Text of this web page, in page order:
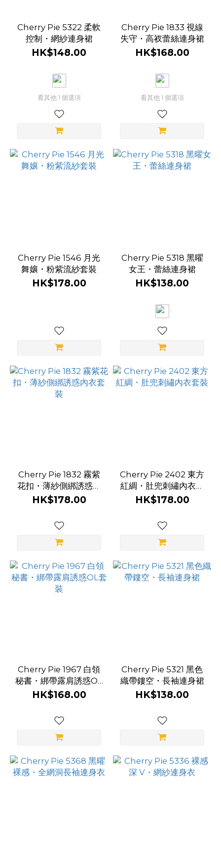
(4)
Mon
Cheri
Roomfun
Japan
(1)
Cherry Pie 5322 柔軟
控制・網紗連身裙
HK$148.00
看其他 1 個選項
Cherry Pie 1833 視線
失守・高衩蕾絲連身裙
HK$168.00
看其他 1 個選項
Cherry Pie 1546 月光
舞孃・粉紫流紗套裝
HK$178.00
Cherry Pie 5318 黑曜
女王・蕾絲連身裙
HK$138.00
Cherry Pie 1832 霧紫
花扣・薄紗側綁誘惑內
衣套裝
HK$178.00
Cherry Pie 2402 東方
紅綢・肚兜刺繡內衣套
裝
HK$178.00
Cherry Pie 1967 白領
秘書・綁帶露肩誘惑OL
套裝
HK$168.00
Cherry Pie 5321 黑色
織帶鏤空・長袖連身裙
HK$138.00